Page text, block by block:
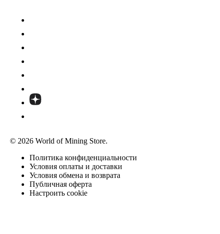
© 2026 World of Mining Store.
Политика конфиденциальности
Условия оплаты и доставки
Условия обмена и возврата
Публичная оферта
Настроить cookie